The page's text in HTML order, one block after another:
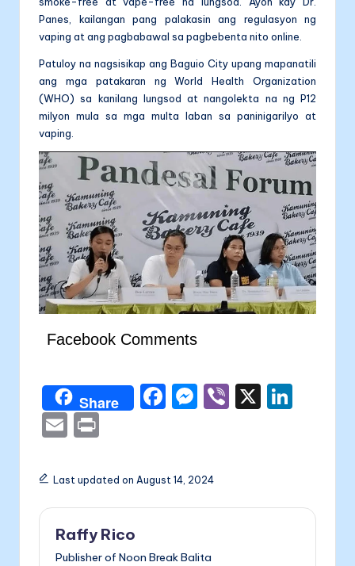
Panes, kailangan pang palakasin ang regulasyon ng
vaping at ang pagbabawal sa pagbebenta nito online.
Patuloy na nagsisikap ang Baguio City upang mapanatili
ang mga patakaran ng World Health Organization
(WHO) sa kanilang lungsod at nangolekta na ng P12
milyon mula sa mga multa laban sa paninigarilyo at
vaping.
Facebook Comments
Share
F
e
o
M
s
g
Vi X
E
ai
l
nt
Last updated on August 14, 2024
Raffy Rico
Publisher of Noon Break Balita